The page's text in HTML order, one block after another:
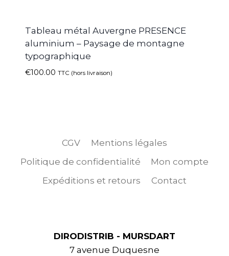
Tableau métal Auvergne PRESENCE
aluminium – Paysage de montagne
typographique
€100.00 TTC (hors livraison)
CGV
Mentions légales
Politique de confidentialité
Mon compte
Expéditions et retours
Contact
DIRODISTRIB - MURSDART
7 avenue Duquesne